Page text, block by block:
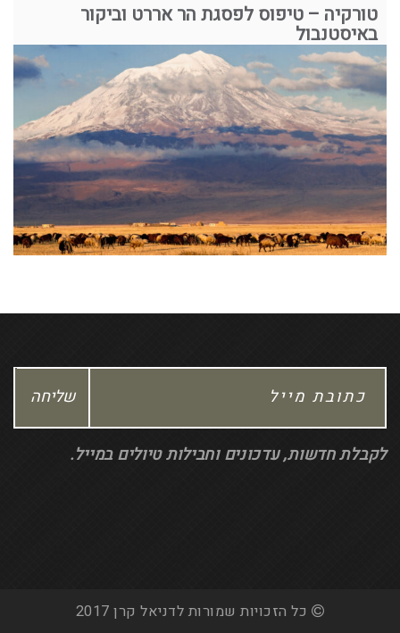
טורקיה – טיפוס לפסגת הר אררט וביקור
באיסטנבול
לקבלת חדשות, עדכונים וחבילות טיולים במייל.
כל הזכויות שמורות לדניאל קרן 2017